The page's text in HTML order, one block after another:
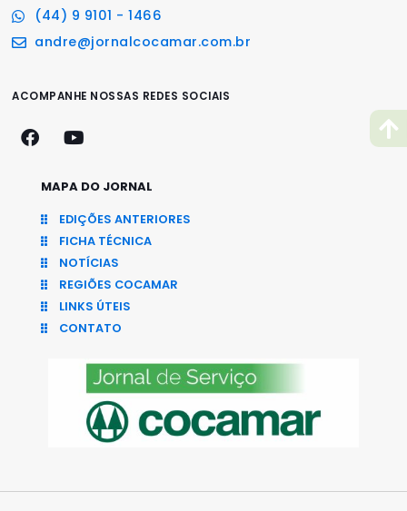
(44) 9 9101 - 1466
andre@jornalcocamar.com.br
ACOMPANHE NOSSAS REDES SOCIAIS
MAPA DO JORNAL
EDIÇÕES ANTERIORES
FICHA TÉCNICA
NOTÍCIAS
REGIÕES COCAMAR
LINKS ÚTEIS
CONTATO